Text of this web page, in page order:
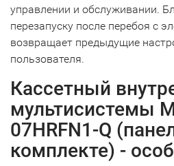
управлении и обслуживании.
перезапуску после перебоя с
возвращает предыдущие
пользователя.
Кассетный
мультисистемы
07HRFN1-Q
комплекте) -